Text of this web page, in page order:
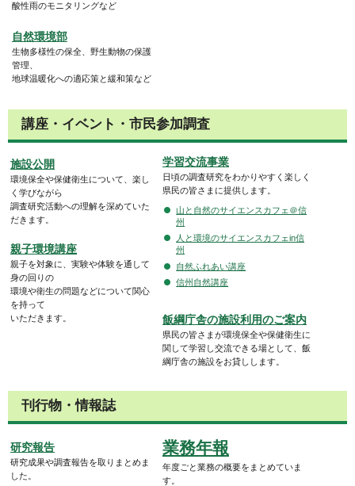
酸性雨のモニタリングなど
自然環境部
生物多様性の保全、野生動物の保護
管理、
地球温暖化への適応策と緩和策など
講座・イベント・市民参加調査
施設公開
環境保全や保健衛生について、楽し
く学びながら
調査研究活動への理解を深めていた
だきます。
親子環境講座
親子を対象に、実験や体験を通して
身の回りの
環境や衛生の問題などについて関心
を持って
いただきます。
学習交流事業
日頃の調査研究をわかりやすく楽しく
県民の皆さまに提供します。
山と自然のサイエンスカフェ＠信
州
人と環境のサイエンスカフェin信
州
自然ふれあい講座
信州自然講座
飯綱庁舎の施設利用のご案内
県民の皆さまが環境保全や保健衛生に
関して学習し交流できる場として、飯
綱庁舎の施設をお貸しします。
刊行物・情報誌
研究報告
研究成果や調査報告を取りまとめま
した。
業務年報
年度ごと業務の概要をまとめていま
す。